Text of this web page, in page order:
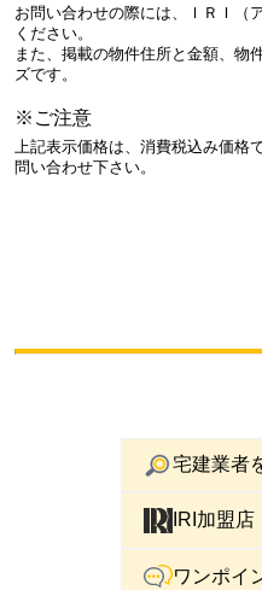
お問い合わせの際には、ＩＲＩ（
ください。
また、掲載の物件住所と金額、物
ズです。
※ご注意
上記表示価格は、消費税込み価格
問い合わせ下さい。
宅建業者
IRI加盟店
ワンポイ